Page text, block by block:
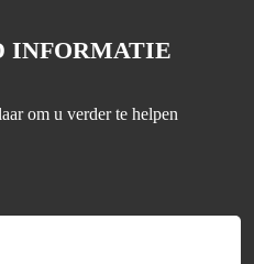
INFORMATIE
om u verder te helpen